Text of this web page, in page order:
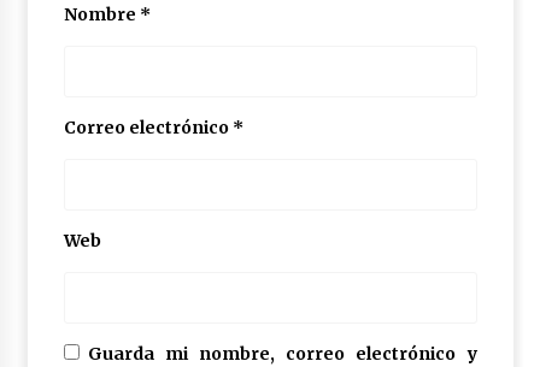
Nombre *
Correo electrónico *
Web
Guarda mi nombre, correo electrónico y